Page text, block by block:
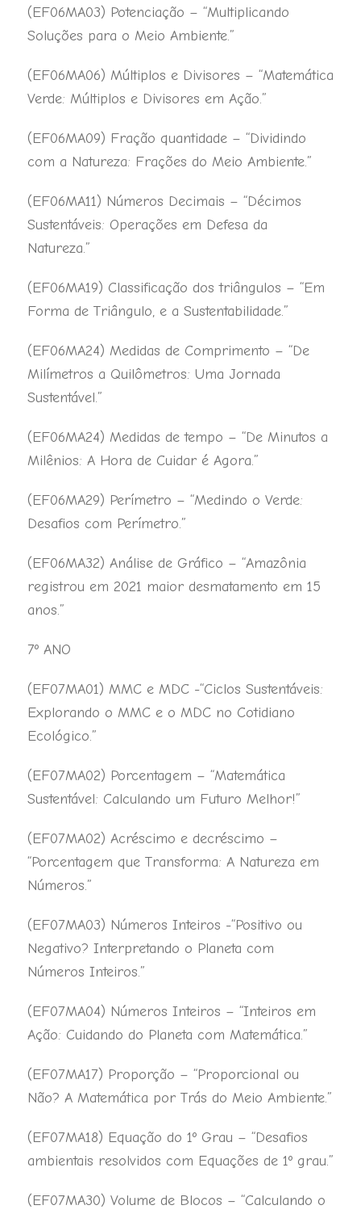
(EF06MA03) Potenciação – “Multiplicando
Soluções para o Meio Ambiente.”
(EF06MA06) Múltiplos e Divisores – “Matemática
Verde: Múltiplos e Divisores em Ação.”
(EF06MA09) Fração quantidade – “Dividindo
com a Natureza: Frações do Meio Ambiente.”
(EF06MA11) Números Decimais – “Décimos
Sustentáveis: Operações em Defesa da
Natureza.”
(EF06MA19) Classificação dos triângulos – “Em
Forma de Triângulo, e a Sustentabilidade.”
(EF06MA24) Medidas de Comprimento – “De
Milímetros a Quilômetros: Uma Jornada
Sustentável.”
(EF06MA24) Medidas de tempo – “De Minutos a
Milênios: A Hora de Cuidar é Agora.”
(EF06MA29) Perímetro – “Medindo o Verde:
Desafios com Perímetro.”
(EF06MA32) Análise de Gráfico – “Amazônia
registrou em 2021 maior desmatamento em 15
anos.”
7º ANO
(EF07MA01) MMC e MDC -“Ciclos Sustentáveis:
Explorando o MMC e o MDC no Cotidiano
Ecológico.”
(EF07MA02) Porcentagem – “Matemática
Sustentável: Calculando um Futuro Melhor!”
(EF07MA02) Acréscimo e decréscimo –
“Porcentagem que Transforma: A Natureza em
Números.”
(EF07MA03) Números Inteiros -“Positivo ou
Negativo? Interpretando o Planeta com
Números Inteiros.”
(EF07MA04) Números Inteiros – “Inteiros em
Ação: Cuidando do Planeta com Matemática.”
(EF07MA17) Proporção – “Proporcional ou
Não? A Matemática por Trás do Meio Ambiente.”
(EF07MA18) Equação do 1º Grau – “Desafios
ambientais resolvidos com Equações de 1º grau.”
(EF07MA30) Volume de Blocos – “Calculando o